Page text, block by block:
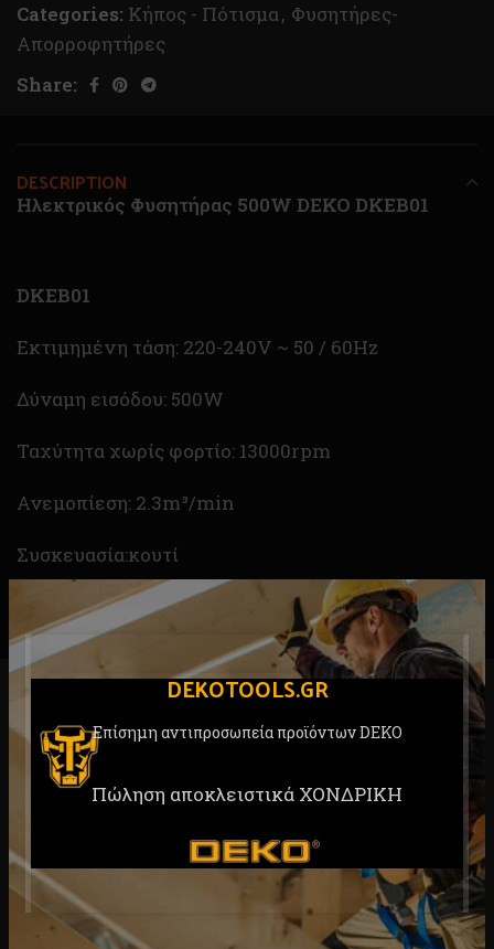
DEKOTOOLS.GR
Επίσημη αντιπροσωπεία προϊόντων DEKO
Πώληση αποκλειστικά ΧΟΝΔΡΙΚΗ
Categories: Κήπος - Πότισμα, Φυσητήρες-
Απορροφητήρες
Share:
DESCRIPTION
Ηλεκτρικός Φυσητήρας 500W DEKO DKEB01
DKEB01
Εκτιμημένη τάση: 220-240V ~ 50 / 60Hz
Δύναμη εισόδου: 500W
Ταχύτητα χωρίς φορτίο: 13000rpm
Ανεμοπίεση: 2.3m³/min
Συσκευασία:κουτί
RELATED PRODUCTS